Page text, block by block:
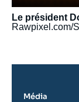
Le président
Rawpixel.com/
Média